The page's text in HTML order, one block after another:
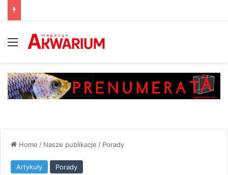
Menu
Home / Nasze publikacje / Porady
Artykuły Porady